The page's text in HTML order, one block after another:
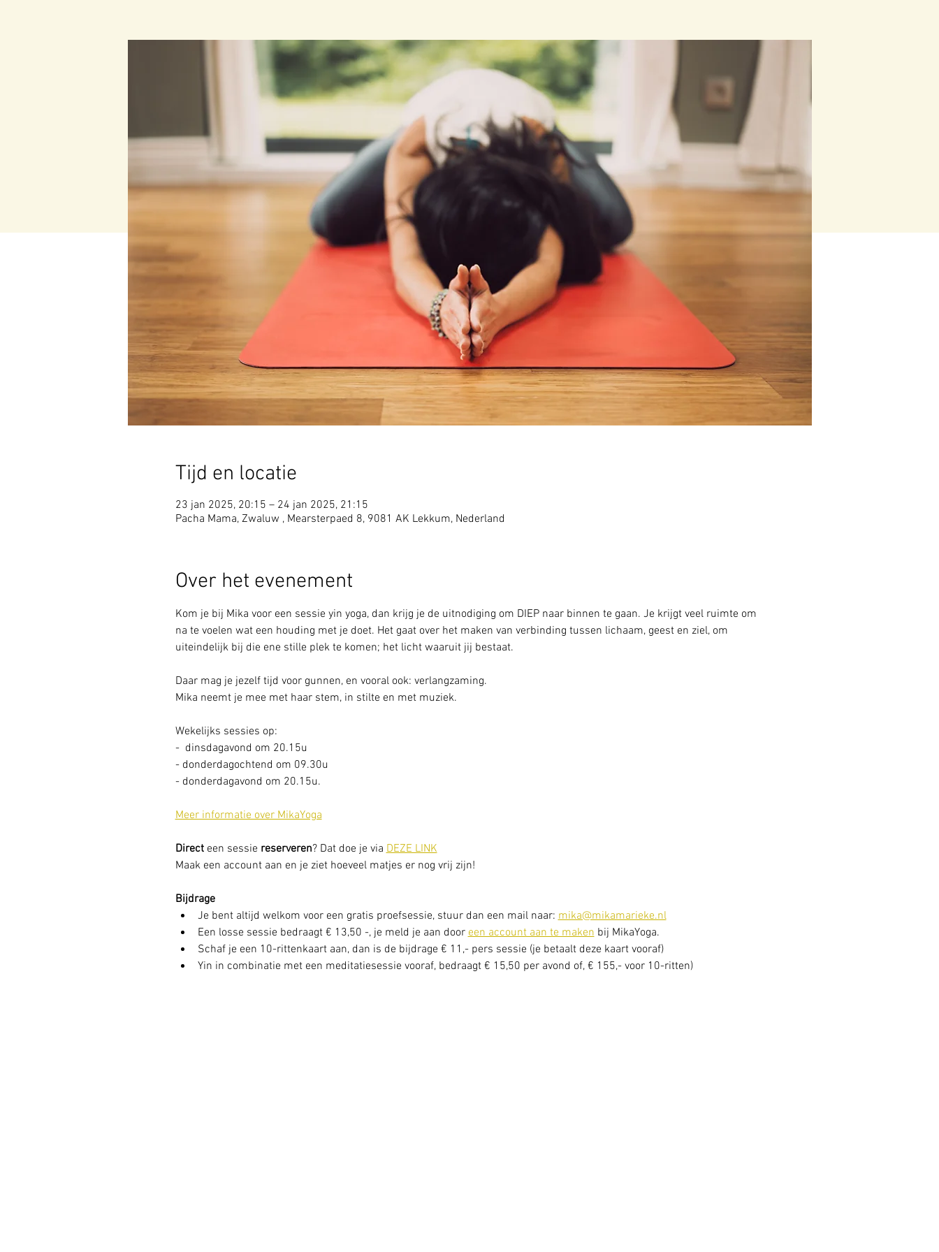
Tijd en locatie
23 jan 2025, 20:15 – 24 jan 2025, 21:15
Pacha Mama, Zwaluw , Mearsterpaed 8, 9081 AK Lekkum, Nederland
Over het evenement
Kom je bij Mika voor een sessie yin yoga, dan krijg je de uitnodiging om DIEP naar binnen te gaan. Je krijgt veel ruimte om
na te voelen wat een houding met je doet. Het gaat over het maken van verbinding tussen lichaam, geest en ziel, om
uiteindelijk bij die ene stille plek te komen; het licht waaruit jij bestaat.
Daar mag je jezelf tijd voor gunnen, en vooral ook: verlangzaming.
Mika neemt je mee met haar stem, in stilte en met muziek.
Wekelijks sessies op:
-  dinsdagavond om 20.15u
- donderdagochtend om 09.30u
- donderdagavond om 20.15u.
Meer informatie over MikaYoga
Direct een sessie reserveren? Dat doe je via DEZE LINK
Maak een account aan en je ziet hoeveel matjes er nog vrij zijn!
Bijdrage
Je bent altijd welkom voor een gratis proefsessie, stuur dan een mail naar: mika@mikamarieke.nl
Een losse sessie bedraagt € 13,50 -, je meld je aan door een account aan te maken bij MikaYoga.
Schaf je een 10-rittenkaart aan, dan is de bijdrage € 11,- pers sessie (je betaalt deze kaart vooraf)
Yin in combinatie met een meditatiesessie vooraf, bedraagt € 15,50 per avond of, € 155,- voor 10-ritten)